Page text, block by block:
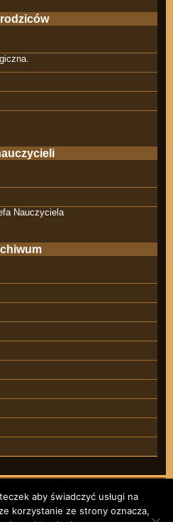
rodziców
Nauczyciela
raindrops
aby świadczyć usługi na
korzystanie ze strony oznacza,